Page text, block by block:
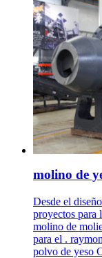
molino de
Desde el
proyectos para
molino de
para el .
polvo de yeso